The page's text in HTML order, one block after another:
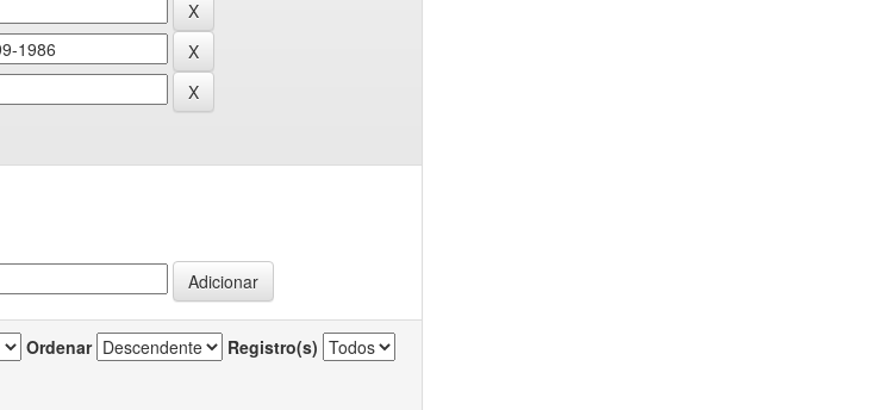
Ordenar Registro(s)